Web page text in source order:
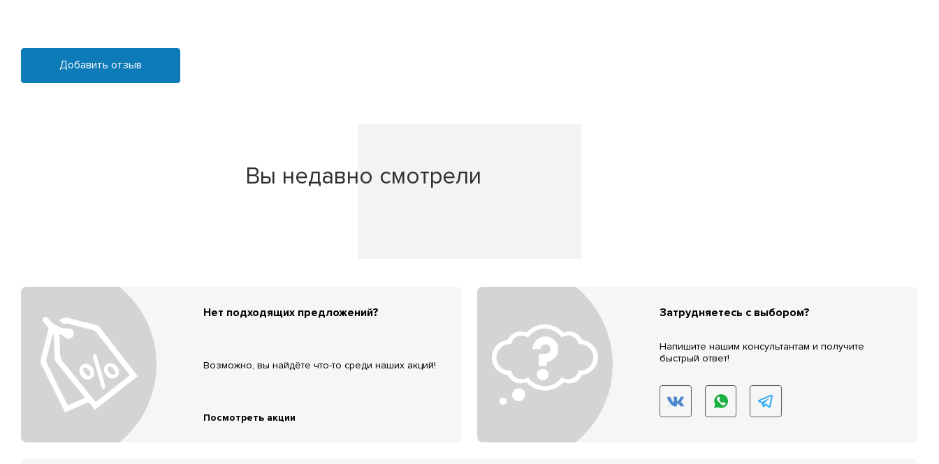
Добавить отзыв
Вы недавно смотрели
Нет подходящих предложений?
Возможно, вы найдёте что-то среди наших акций!
Посмотреть акции
Затрудняетесь с выбором?
Напишите нашим консультантам и получите
быстрый ответ!